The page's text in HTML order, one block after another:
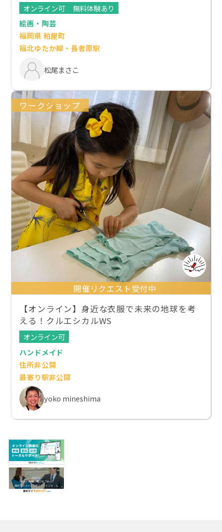
オンライン可
無料体験あり
絵画・陶芸
福岡県 粕屋町
福北ゆたか線・長者原駅
松尾まさこ
ワークショップ
開催リクエスト受付中
【オンライン】身近な衣服で未来の地球を考
える！クルエシカルWS
オンライン可
ハンドメイド
住所非公開
最寄り駅非公開
yoko mineshima